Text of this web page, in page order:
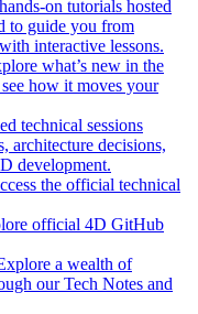
on tutorials hosted
to guide you from
interactive lessons.
what’s new in the
how it moves your
technical sessions
architecture decisions,
development.
the official technical
official 4D GitHub
a wealth of
our Tech Notes and